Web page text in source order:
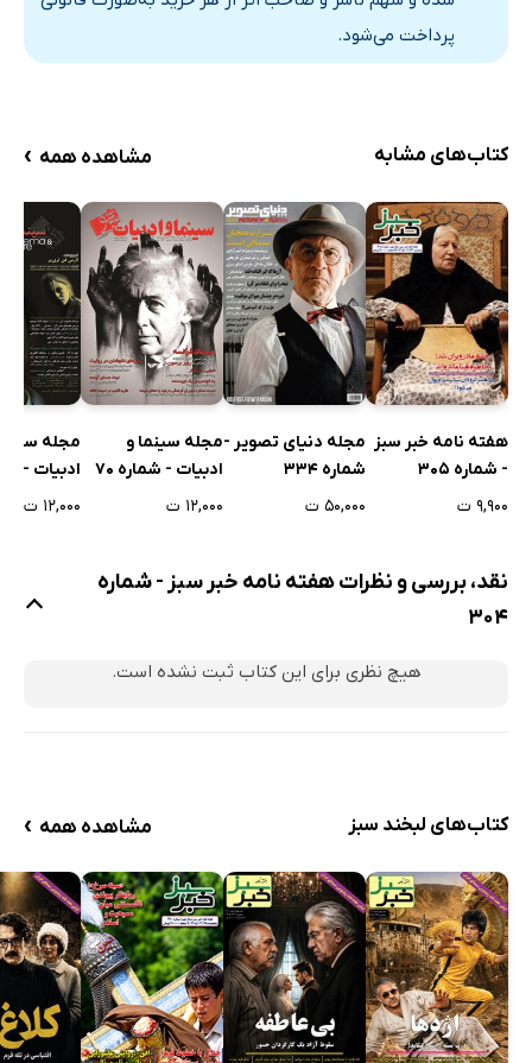
پرداخت می‌شود.
کتاب‌های مشابه مشاهده همه ›
هفته نامه خبر سبز
- شماره 305
۹,۹۰۰ ت
مجله دنیای تصویر -
شماره 334
۵۰,۰۰۰ ت
مجله سینما و
ادبیات - شماره 70
۱۲,۰۰۰ ت
مجله
ادبیات -
۱۲,۰۰۰ ت
نقد، بررسی و نظرات هفته نامه خبر سبز - شماره
304
هیچ نظری برای این کتاب ثبت نشده است.
کتاب‌های لبخند سبز مشاهده همه ›